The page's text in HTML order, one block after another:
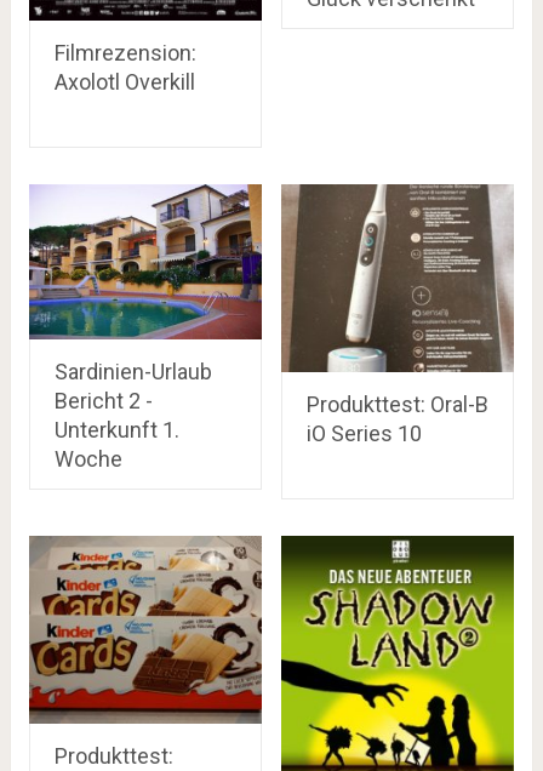
Filmrezension:
Axolotl Overkill
Sardinien-Urlaub
Bericht 2 -
Unterkunft 1.
Woche
Produkttest: Oral-B
iO Series 10
Produkttest: